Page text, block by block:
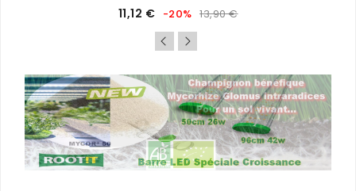
Prix
11,12 € Prix
de
base
-20% 13,90 €